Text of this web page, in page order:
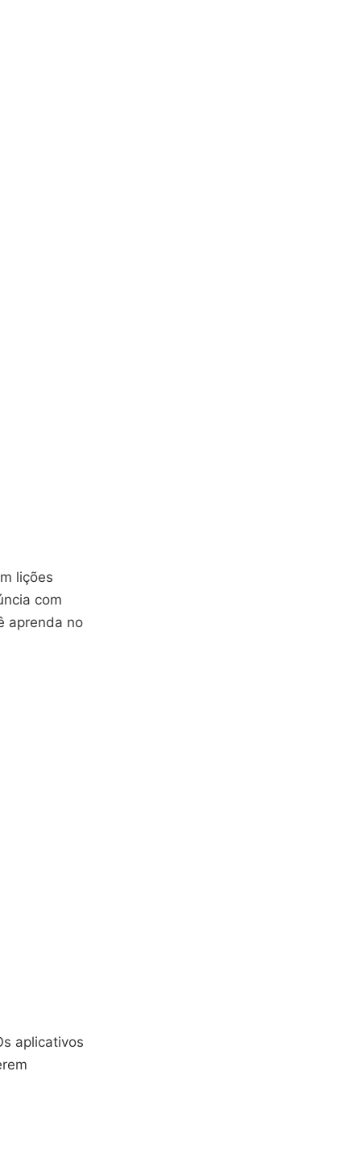
lições
com
aprenda no
aplicativos